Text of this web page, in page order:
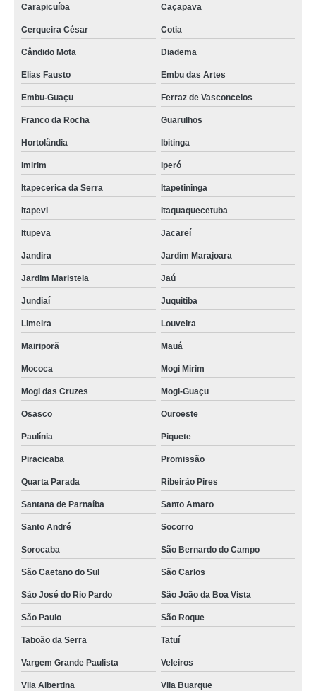
Carapicuíba Caçapava
Cerqueira César Cotia
Cândido Mota Diadema
Elias Fausto Embu das Artes
Embu-Guaçu Ferraz de Vasconcelos
Franco da Rocha Guarulhos
Hortolândia Ibitinga
Imirim Iperó
Itapecerica da Serra Itapetininga
Itapevi Itaquaquecetuba
Itupeva Jacareí
Jandira Jardim Marajoara
Jardim Maristela Jaú
Jundiaí Juquitiba
Limeira Louveira
Mairiporã Mauá
Mococa Mogi Mirim
Mogi das Cruzes Mogi-Guaçu
Osasco Ouroeste
Paulínia Piquete
Piracicaba Promissão
Quarta Parada Ribeirão Pires
Santana de Parnaíba Santo Amaro
Santo André Socorro
Sorocaba São Bernardo do Campo
São Caetano do Sul São Carlos
São José do Rio Pardo São João da Boa Vista
São Paulo São Roque
Taboão da Serra Tatuí
Vargem Grande Paulista Veleiros
Vila Albertina Vila Buarque